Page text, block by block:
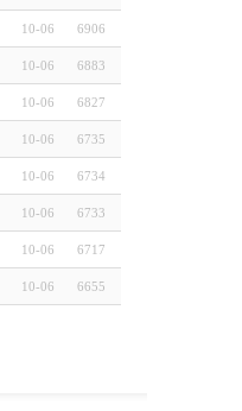
10-06 6906
10-06 6883
10-06 6827
10-06 6735
10-06 6734
10-06 6733
10-06 6717
10-06 6655